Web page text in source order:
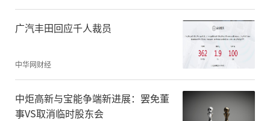
广汽丰田回应千人裁员
中华网财经
中炬高新与宝能争端新进展：罢免董
事VS取消临时股东会